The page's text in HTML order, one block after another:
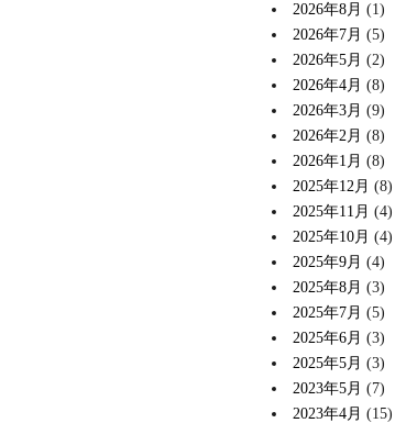
2026年8月 (1)
2026年7月 (5)
2026年5月 (2)
2026年4月 (8)
2026年3月 (9)
2026年2月 (8)
2026年1月 (8)
2025年12月 (8)
2025年11月 (4)
2025年10月 (4)
2025年9月 (4)
2025年8月 (3)
2025年7月 (5)
2025年6月 (3)
2025年5月 (3)
2023年5月 (7)
2023年4月 (15)